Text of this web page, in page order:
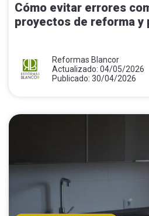
Cómo evitar errores
proyectos de reforma y
Reformas Blancor
Actualizado: 04/05/2026
Publicado: 30/04/2026